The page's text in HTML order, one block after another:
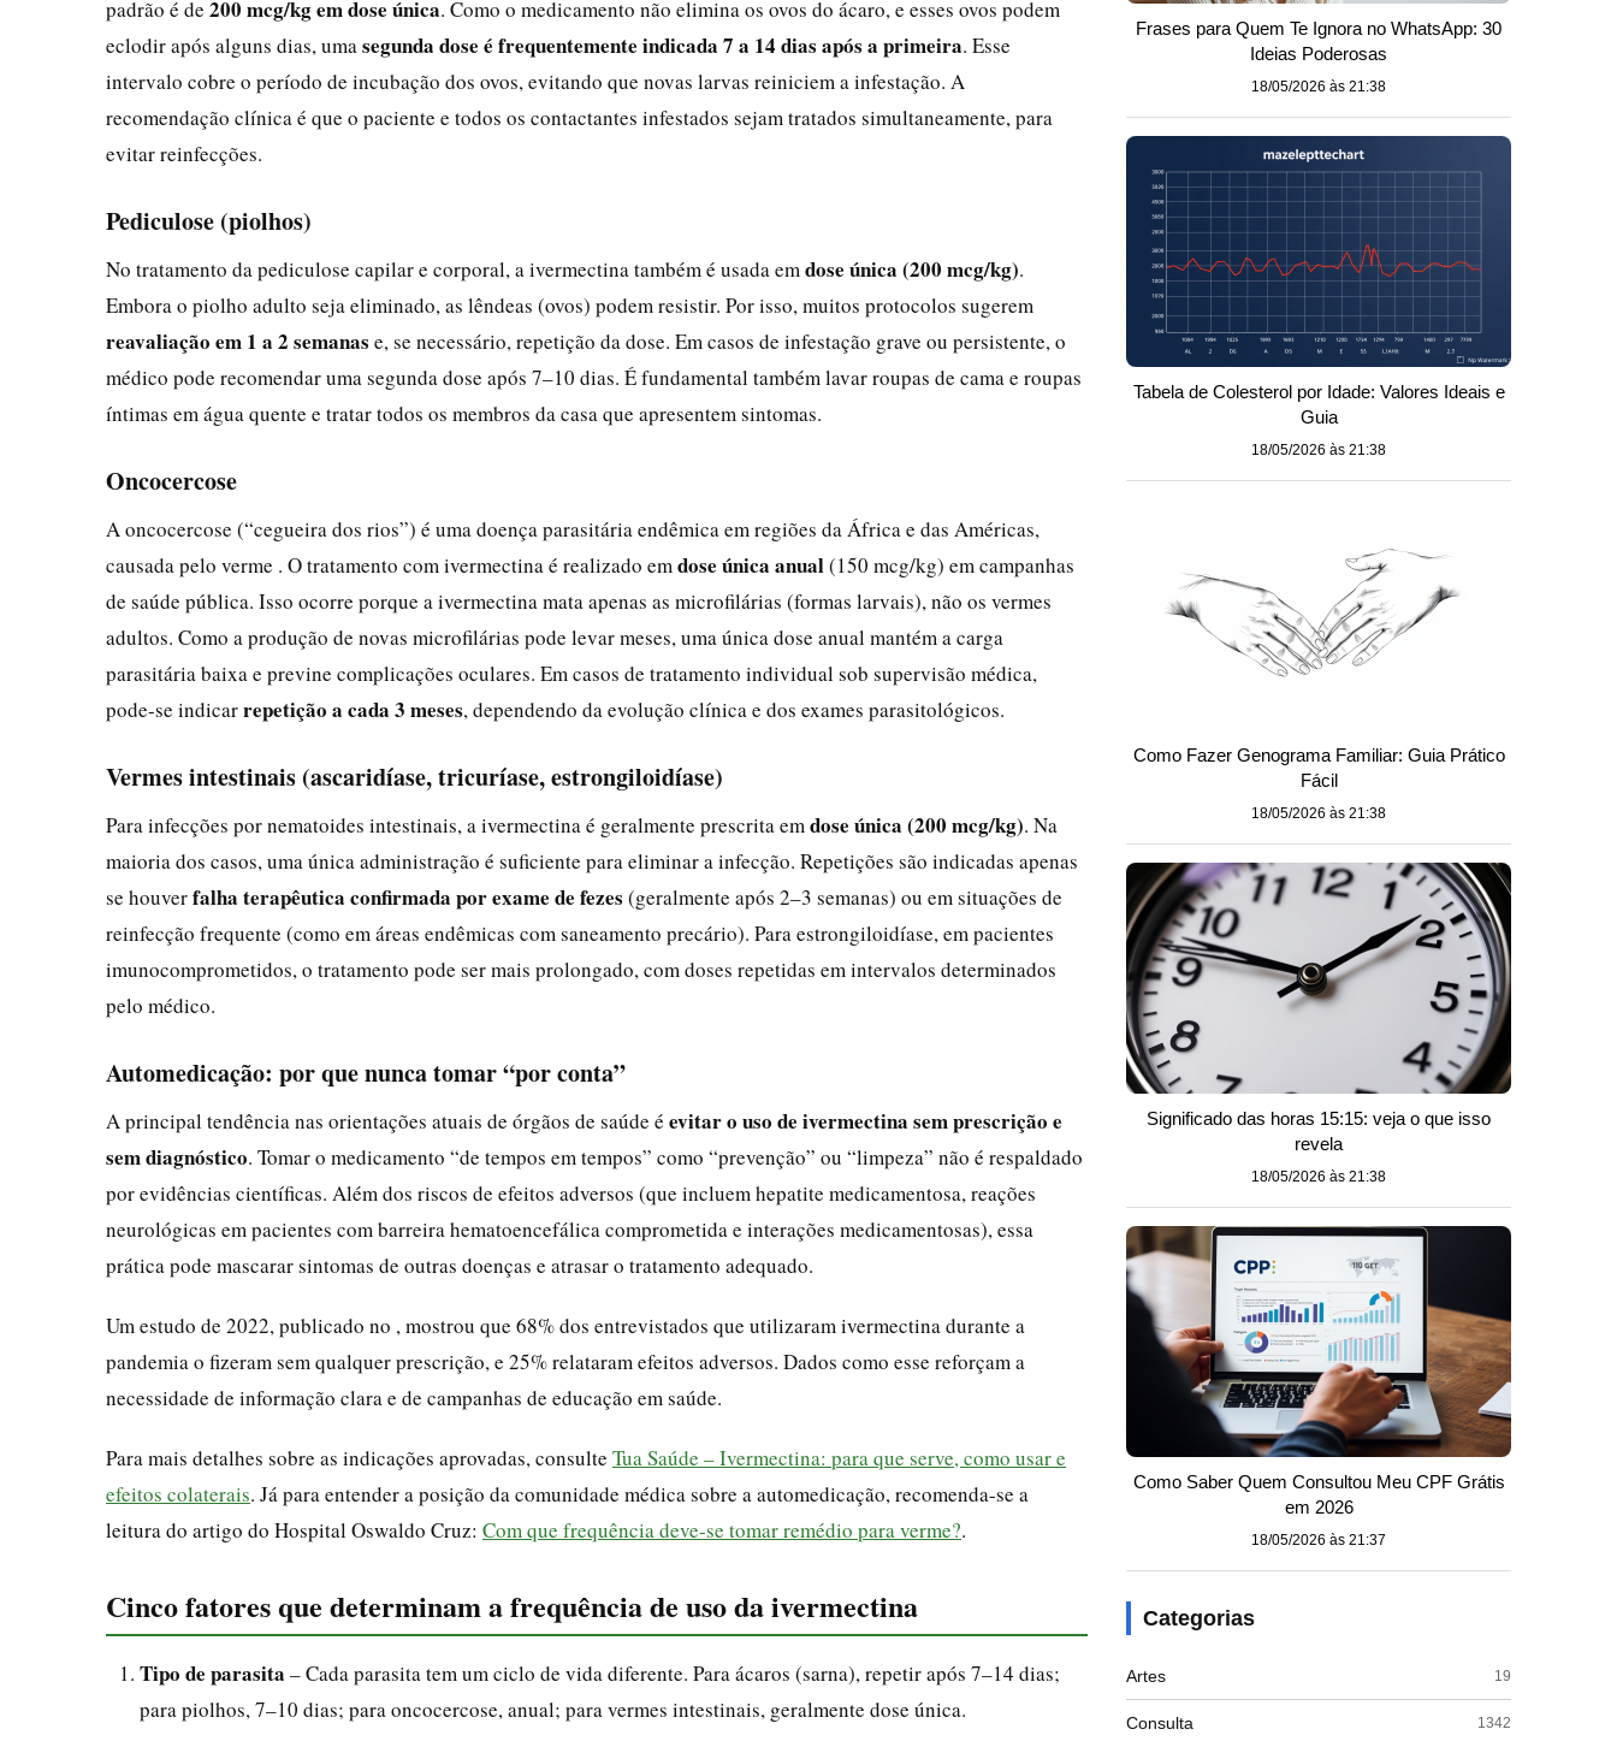
padrão é de 200 mcg/kg em dose única. Como o medicamento não elimina os ovos do ácaro, e esses ovos podem
eclodir após alguns dias, uma segunda dose é frequentemente indicada 7 a 14 dias após a primeira. Esse
intervalo cobre o período de incubação dos ovos, evitando que novas larvas reiniciem a infestação. A
recomendação clínica é que o paciente e todos os contactantes infestados sejam tratados simultaneamente, para
evitar reinfecções.
Pediculose (piolhos)
No tratamento da pediculose capilar e corporal, a ivermectina também é usada em dose única (200 mcg/kg).
Embora o piolho adulto seja eliminado, as lêndeas (ovos) podem resistir. Por isso, muitos protocolos sugerem
reavaliação em 1 a 2 semanas e, se necessário, repetição da dose. Em casos de infestação grave ou persistente, o
médico pode recomendar uma segunda dose após 7–10 dias. É fundamental também lavar roupas de cama e roupas
íntimas em água quente e tratar todos os membros da casa que apresentem sintomas.
Oncocercose
A oncocercose (“cegueira dos rios”) é uma doença parasitária endêmica em regiões da África e das Américas,
causada pelo verme . O tratamento com ivermectina é realizado em dose única anual(150 mcg/kg) em campanhas
de saúde pública. Isso ocorre porque a ivermectina mata apenas as microfilárias (formas larvais), não os vermes
adultos. Como a produção de novas microfilárias pode levar meses, uma única dose anual mantém a carga
parasitária baixa e previne complicações oculares. Em casos de tratamento individual sob supervisão médica,
pode-se indicarrepetição a cada 3 meses, dependendo da evolução clínica e dos exames parasitológicos.
Vermes intestinais (ascaridíase, tricuríase, estrongiloidíase)
Para infecções por nematoides intestinais, a ivermectina é geralmente prescrita em dose única (200 mcg/kg). Na
maioria dos casos, uma única administração é suficiente para eliminar a infecção. Repetições são indicadas apenas
se houverfalha terapêutica confirmada por exame de fezes (geralmente após 2–3 semanas) ou em situações de
reinfecção frequente (como em áreas endêmicas com saneamento precário). Para estrongiloidíase, em pacientes
imunocomprometidos, o tratamento pode ser mais prolongado, com doses repetidas em intervalos determinados
pelo médico.
Automedicação: por que nunca tomar “por conta”
A principal tendência nas orientações atuais de órgãos de saúde é evitar o uso de ivermectina sem prescrição e
sem diagnóstico. Tomar o medicamento “de tempos em tempos” como “prevenção” ou “limpeza” não é respaldado
por evidências científicas. Além dos riscos de efeitos adversos (que incluem hepatite medicamentosa, reações
neurológicas em pacientes com barreira hematoencefálica comprometida e interações medicamentosas), essa
prática pode mascarar sintomas de outras doenças e atrasar o tratamento adequado.
Um estudo de 2022, publicado no , mostrou que 68% dos entrevistados que utilizaram ivermectina durante a
pandemia o fizeram sem qualquer prescrição, e 25% relataram efeitos adversos. Dados como esse reforçam a
necessidade de informação clara e de campanhas de educação em saúde.
Para mais detalhes sobre as indicações aprovadas, consulte Tua Saúde – Ivermectina: para que serve, como usar e
efeitos colaterais. Já para entender a posição da comunidade médica sobre a automedicação, recomenda-se a
leitura do artigo do Hospital Oswaldo Cruz: Com que frequência deve-se tomar remédio para verme?.
Cinco fatores que determinam a frequência de uso da ivermectina
Tipo de parasita – Cada parasita tem um ciclo de vida diferente. Para ácaros (sarna), repetir após 7–14 dias;
para piolhos, 7–10 dias; para oncocercose, anual; para vermes intestinais, geralmente dose única.
Frases para Quem Te Ignora no WhatsApp: 30
Ideias Poderosas
18/05/2026 às 21:38
Tabela de Colesterol por Idade: Valores Ideais e
Guia
18/05/2026 às 21:38
Como Fazer Genograma Familiar: Guia Prático
Fácil
18/05/2026 às 21:38
Significado das horas 15:15: veja o que isso
revela
18/05/2026 às 21:38
Como Saber Quem Consultou Meu CPF Grátis
em 2026
18/05/2026 às 21:37
Categorias
Artes 19
Consulta 1342